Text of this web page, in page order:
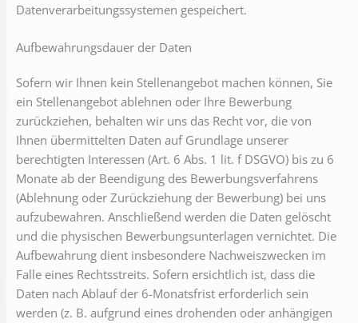
Datenverarbeitungssystemen gespeichert.
Aufbewahrungsdauer der Daten
Sofern wir Ihnen kein Stellenangebot machen können, Sie
ein Stellenangebot ablehnen oder Ihre Bewerbung
zurückziehen, behalten wir uns das Recht vor, die von
Ihnen übermittelten Daten auf Grundlage unserer
berechtigten Interessen (Art. 6 Abs. 1 lit. f DSGVO) bis zu 6
Monate ab der Beendigung des Bewerbungsverfahrens
(Ablehnung oder Zurückziehung der Bewerbung) bei uns
aufzubewahren. Anschließend werden die Daten gelöscht
und die physischen Bewerbungsunterlagen vernichtet. Die
Aufbewahrung dient insbesondere Nachweiszwecken im
Falle eines Rechtsstreits. Sofern ersichtlich ist, dass die
Daten nach Ablauf der 6-Monatsfrist erforderlich sein
werden (z. B. aufgrund eines drohenden oder anhängigen